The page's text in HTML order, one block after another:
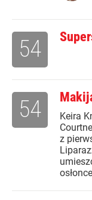
54
Keira
z
54